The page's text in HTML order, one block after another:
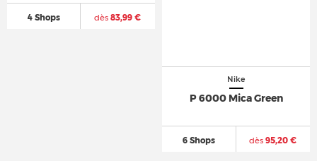
4 Shops dès 83,99 €
Nike
P 6000 Mica Green
6 Shops dès 95,20 €